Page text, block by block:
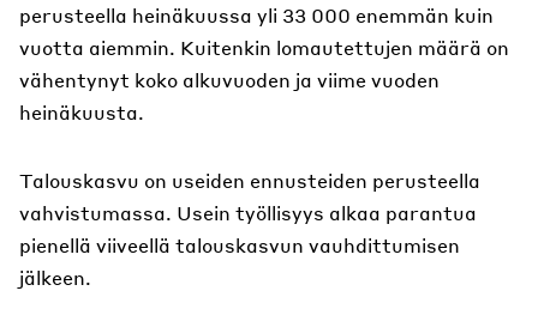
perusteella heinäkuussa yli 33 000 enemmän kuin
vuotta aiemmin. Kuitenkin lomautettujen määrä on
vähentynyt koko alkuvuoden ja viime vuoden
heinäkuusta.
Talouskasvu on useiden ennusteiden perusteella
vahvistumassa. Usein työllisyys alkaa parantua
pienellä viiveellä talouskasvun vauhdittumisen
jälkeen.